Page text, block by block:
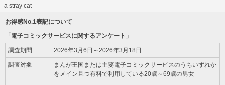
a stray cat
お得感No.1表記について
「電子コミックサービスに関するアンケート」
調査期間 2026年3月6日～2026年3月18日
調査対象
まんが王国または主要電子コミックサービスのうちいずれか
をメイン且つ有料で利用している20歳～69歳の男女